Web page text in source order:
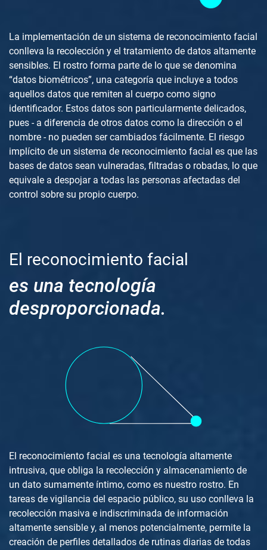
La implementación de un sistema de reconocimiento facial
conlleva la recolección y el tratamiento de datos altamente
sensibles. El rostro forma parte de lo que se denomina
“datos biométricos”, una categoría que incluye a todos
aquellos datos que remiten al cuerpo como signo
identificador. Estos datos son particularmente delicados,
pues - a diferencia de otros datos como la dirección o el
nombre - no pueden ser cambiados fácilmente. El riesgo
implícito de un sistema de reconocimiento facial es que las
bases de datos sean vulneradas, filtradas o robadas, lo que
equivale a despojar a todas las personas afectadas del
control sobre su propio cuerpo.
El reconocimiento facial
es una tecnología
desproporcionada.
El reconocimiento facial es una tecnología altamente
intrusiva, que obliga la recolección y almacenamiento de
un dato sumamente íntimo, como es nuestro rostro. En
tareas de vigilancia del espacio público, su uso conlleva la
recolección masiva e indiscriminada de información
altamente sensible y, al menos potencialmente, permite la
creación de perfiles detallados de rutinas diarias de todas